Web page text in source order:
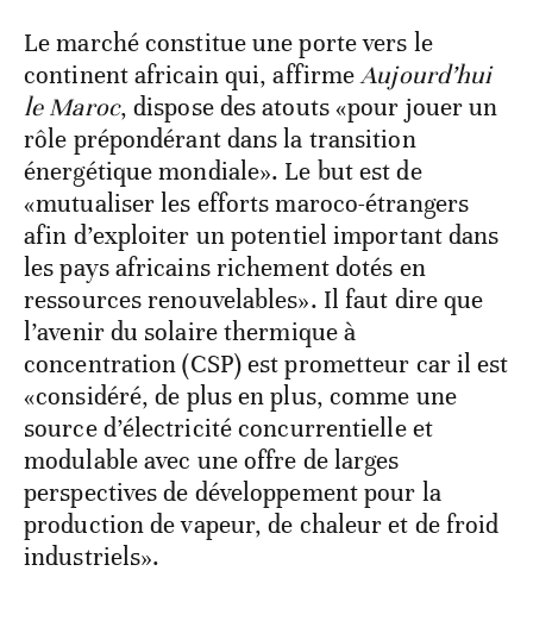
Le marché constitue une porte vers le
continent africain qui, affirmeAujourd’hui
le Maroc, dispose des atouts «pour jouer un
rôle prépondérant dans la transition
énergétique mondiale». Le but est de
«mutualiser les efforts maroco-étrangers
afin d’exploiter un potentiel important dans
les pays africains richement dotés en
ressources renouvelables». Il faut dire que
l’avenir du solaire thermique à
concentration (CSP) est prometteur car il est
«considéré, de plus en plus, comme une
source d’électricité concurrentielle et
modulable avec une offre de larges
perspectives de développement pour la
production de vapeur, de chaleur et de froid
industriels».